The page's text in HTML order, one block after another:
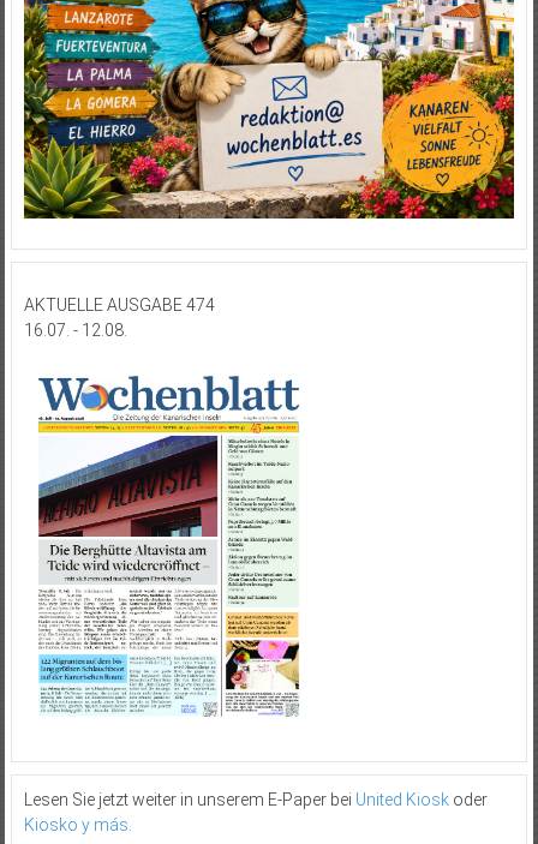
AKTUELLE AUSGABE 474
16.07. - 12.08.
Lesen Sie jetzt weiter in unserem E-Paper bei United Kioskoder
Kiosko y más